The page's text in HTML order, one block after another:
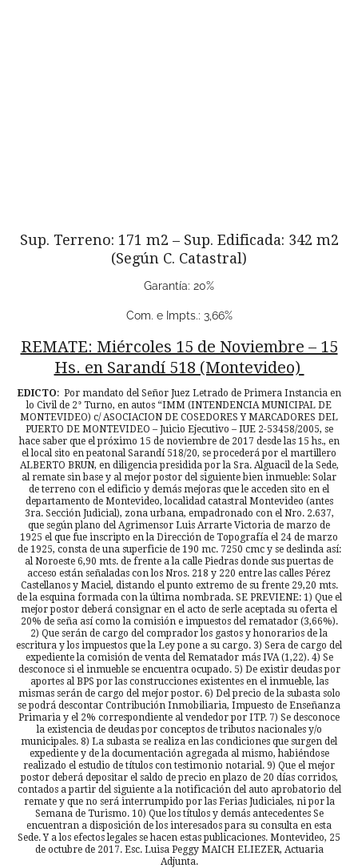
Sup. Terreno: 171 m2 – Sup. Edificada: 342 m2
(Según C. Catastral)
Garantía: 20%
Com. e Impts.: 3,66%
REMATE: Miércoles 15 de Noviembre – 15
Hs. en Sarandí 518 (Montevideo)
EDICTO: Por mandato del Señor Juez Letrado de Primera Instancia en
lo Civil de 2° Turno, en autos “IMM (INTENDENCIA MUNICIPAL DE
MONTEVIDEO) c/ ASOCIACION DE COSEDORES Y MARCADORES DEL
PUERTO DE MONTEVIDEO – Juicio Ejecutivo – IUE 2-53458/2005, se
hace saber que el próximo 15 de noviembre de 2017 desde las 15 hs., en
el local sito en peatonal Sarandí 518/20, se procederá por el martillero
ALBERTO BRUN, en diligencia presidida por la Sra. Alguacil de la Sede,
al remate sin base y al mejor postor del siguiente bien inmueble: Solar
de terreno con el edificio y demás mejoras que le acceden sito en el
departamento de Montevideo, localidad catastral Montevideo (antes
3ra. Sección Judicial), zona urbana, empadronado con el Nro. 2.637,
que según plano del Agrimensor Luis Arrarte Victoria de marzo de
1925 el que fue inscripto en la Dirección de Topografía el 24 de marzo
de 1925, consta de una superficie de 190 mc. 7250 cmc y se deslinda así:
al Noroeste 6,90 mts. de frente a la calle Piedras donde sus puertas de
acceso están señaladas con los Nros. 218 y 220 entre las calles Pérez
Castellanos y Maciel, distando el punto extremo de su frente 29,20 mts.
de la esquina formada con la última nombrada. SE PREVIENE: 1) Que el
mejor postor deberá consignar en el acto de serle aceptada su oferta el
20% de seña así como la comisión e impuestos del rematador (3,66%).
2) Que serán de cargo del comprador los gastos y honorarios de la
escritura y los impuestos que la Ley pone a su cargo. 3) Sera de cargo del
expediente la comisión de venta del Rematador más IVA (1,22). 4) Se
desconoce si el inmueble se encuentra ocupado. 5) De existir deudas por
aportes al BPS por las construcciones existentes en el inmueble, las
mismas serán de cargo del mejor postor. 6) Del precio de la subasta solo
se podrá descontar Contribución Inmobiliaria, Impuesto de Enseñanza
Primaria y el 2% correspondiente al vendedor por ITP. 7) Se desconoce
la existencia de deudas por conceptos de tributos nacionales y/o
municipales. 8) La subasta se realiza en las condiciones que surgen del
expediente y de la documentación agregada al mismo, habiéndose
realizado el estudio de títulos con testimonio notarial. 9) Que el mejor
postor deberá depositar el saldo de precio en plazo de 20 días corridos,
contados a partir del siguiente a la notificación del auto aprobatorio del
remate y que no será interrumpido por las Ferias Judiciales, ni por la
Semana de Turismo. 10) Que los títulos y demás antecedentes Se
encuentran a disposición de los interesados para su consulta en esta
Sede. Y a los efectos legales se hacen estas publicaciones. Montevideo, 25
de octubre de 2017. Esc. Luisa Peggy MAICH ELIEZER, Actuaria
Adjunta.